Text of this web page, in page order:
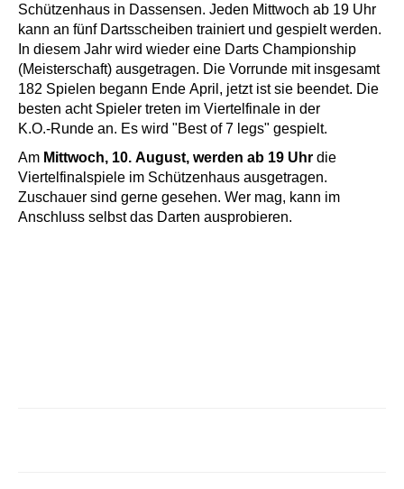
Schützenhaus in Dassensen. Jeden Mittwoch ab 19 Uhr
kann an fünf Dartsscheiben trainiert und gespielt werden.
In diesem Jahr wird wieder eine Darts Championship
(Meisterschaft) ausgetragen. Die Vorrunde mit insgesamt
182 Spielen begann Ende April, jetzt ist sie beendet. Die
besten acht Spieler treten im Viertelfinale in der
K.O.‐Runde an. Es wird "Best of 7 legs" gespielt.
Am Mittwoch, 10. August, werden ab 19 Uhr die
Viertelfinalspiele im Schützenhaus ausgetragen.
Zuschauer sind gerne gesehen. Wer mag, kann im
Anschluss selbst das Darten ausprobieren.